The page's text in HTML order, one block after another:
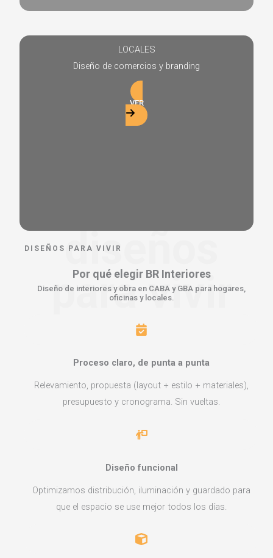
LOCALES
Diseño de comercios y branding
VER
diseños
para vivir
DISEÑOS PARA VIVIR
Por qué elegir BR Interiores
Diseño de interiores y obra en CABA y GBA para hogares,
oficinas y locales.
Proceso claro, de punta a punta
Relevamiento, propuesta (layout + estilo + materiales),
presupuesto y cronograma. Sin vueltas.
Diseño funcional
Optimizamos distribución, iluminación y guardado para
que el espacio se use mejor todos los días.